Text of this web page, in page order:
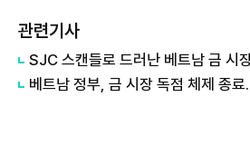
관련기사
SJC 스캔들로 드러난 베트남 금 시